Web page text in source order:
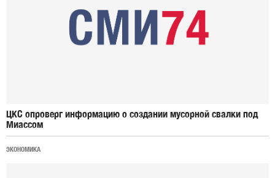
ЦКС опроверг информацию о создании мусорной свалки под
Миассом
ЭКОНОМИКА